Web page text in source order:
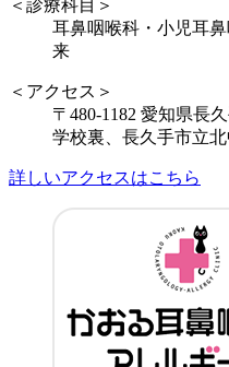
＜診療科目＞
耳鼻咽喉科・小児耳
来
＜アクセス＞
〒480-1182 愛知県長
学校裏、長久手市立北
詳しいアクセスはこちら